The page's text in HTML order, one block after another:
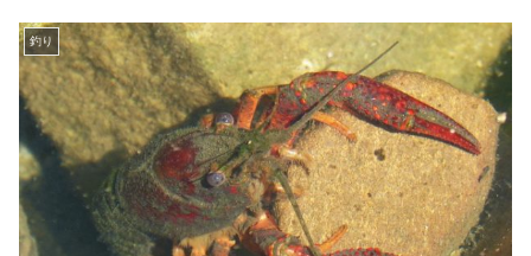
釣り